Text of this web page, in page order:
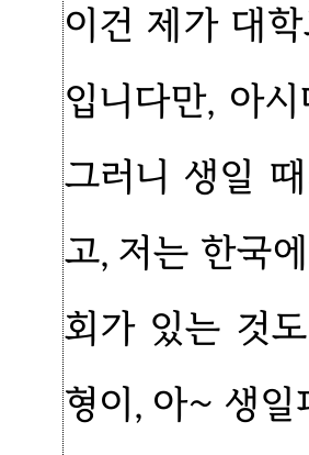
이건 제가 대
입니다만, 아
그러니 생일
고, 저는 한국
회가 있는 것
형이, 아~ 생